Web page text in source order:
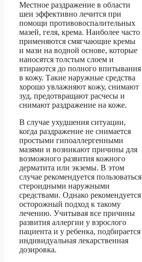
Местное раздражение в области
шеи эффективно лечится при
помощи противовоспалительных
мазей, геля, крема. Наиболее часто
применяются смягчающие кремы
и мази на водной основе, которые
наносятся толстым слоем и
втираются до полного впитывания
в кожу. Такие наружные средства
хорошо увлажняют кожу, снимают
зуд, предотвращают расчесы и
снимают раздражение на коже.
В случае ухудшения ситуации,
когда раздражение не снимается
простыми гипоаллергенными
мазями и возникают причины для
возможного развития кожного
дерматита или экземы. В этом
случае рекомендуется пользоваться
стероидными наружными
средствами. Однако рекомендуется
осторожный подход к такому
лечению. Учитывая все причины
развития аллергии у взрослого
пациента и у ребенка, подбирается
индивидуальная лекарственная
дозировка.